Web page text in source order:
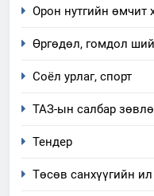
Орон нутгийн өмчит
Өргөдөл, гомдол
Соёл урлаг, спорт
ТАЗ-ын салбар
Тендер
Төсөв санхүүгийн
5
6